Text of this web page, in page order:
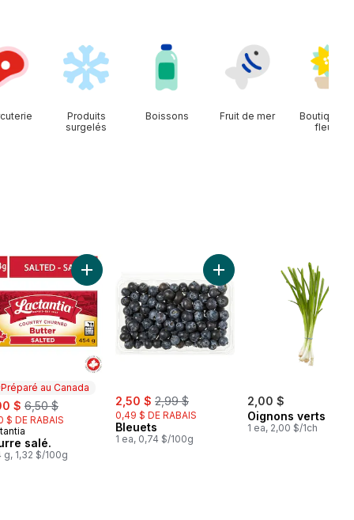
Produits
surgelés
Boissons Fruit de mer
Boutique
fleurs
paniergrappe au panier
Préparé au Canada
$ , formerly:
6,50 $
$ DE RABAIS
au Canada
salé.
g, 1,32 $/100g
Ajouter Beurre salé. au panier
sale:
2,50 $ , formerly:
2,99 $
0,49 $ DE RABAIS
Bleuets
1 ea, 0,74 $/100g
Ajouter Bleuets au panier
2,00 $
Oignons verts
1 ea, 2,00 $/1ch